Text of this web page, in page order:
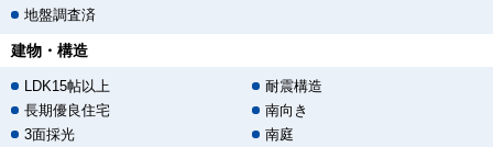
地盤調査済
建物・構造
LDK15帖以上
耐震構造
長期優良住宅
南向き
3面採光
南庭